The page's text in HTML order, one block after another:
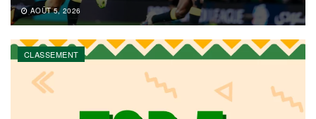
AOÛT 5, 2026
CLASSEMENT